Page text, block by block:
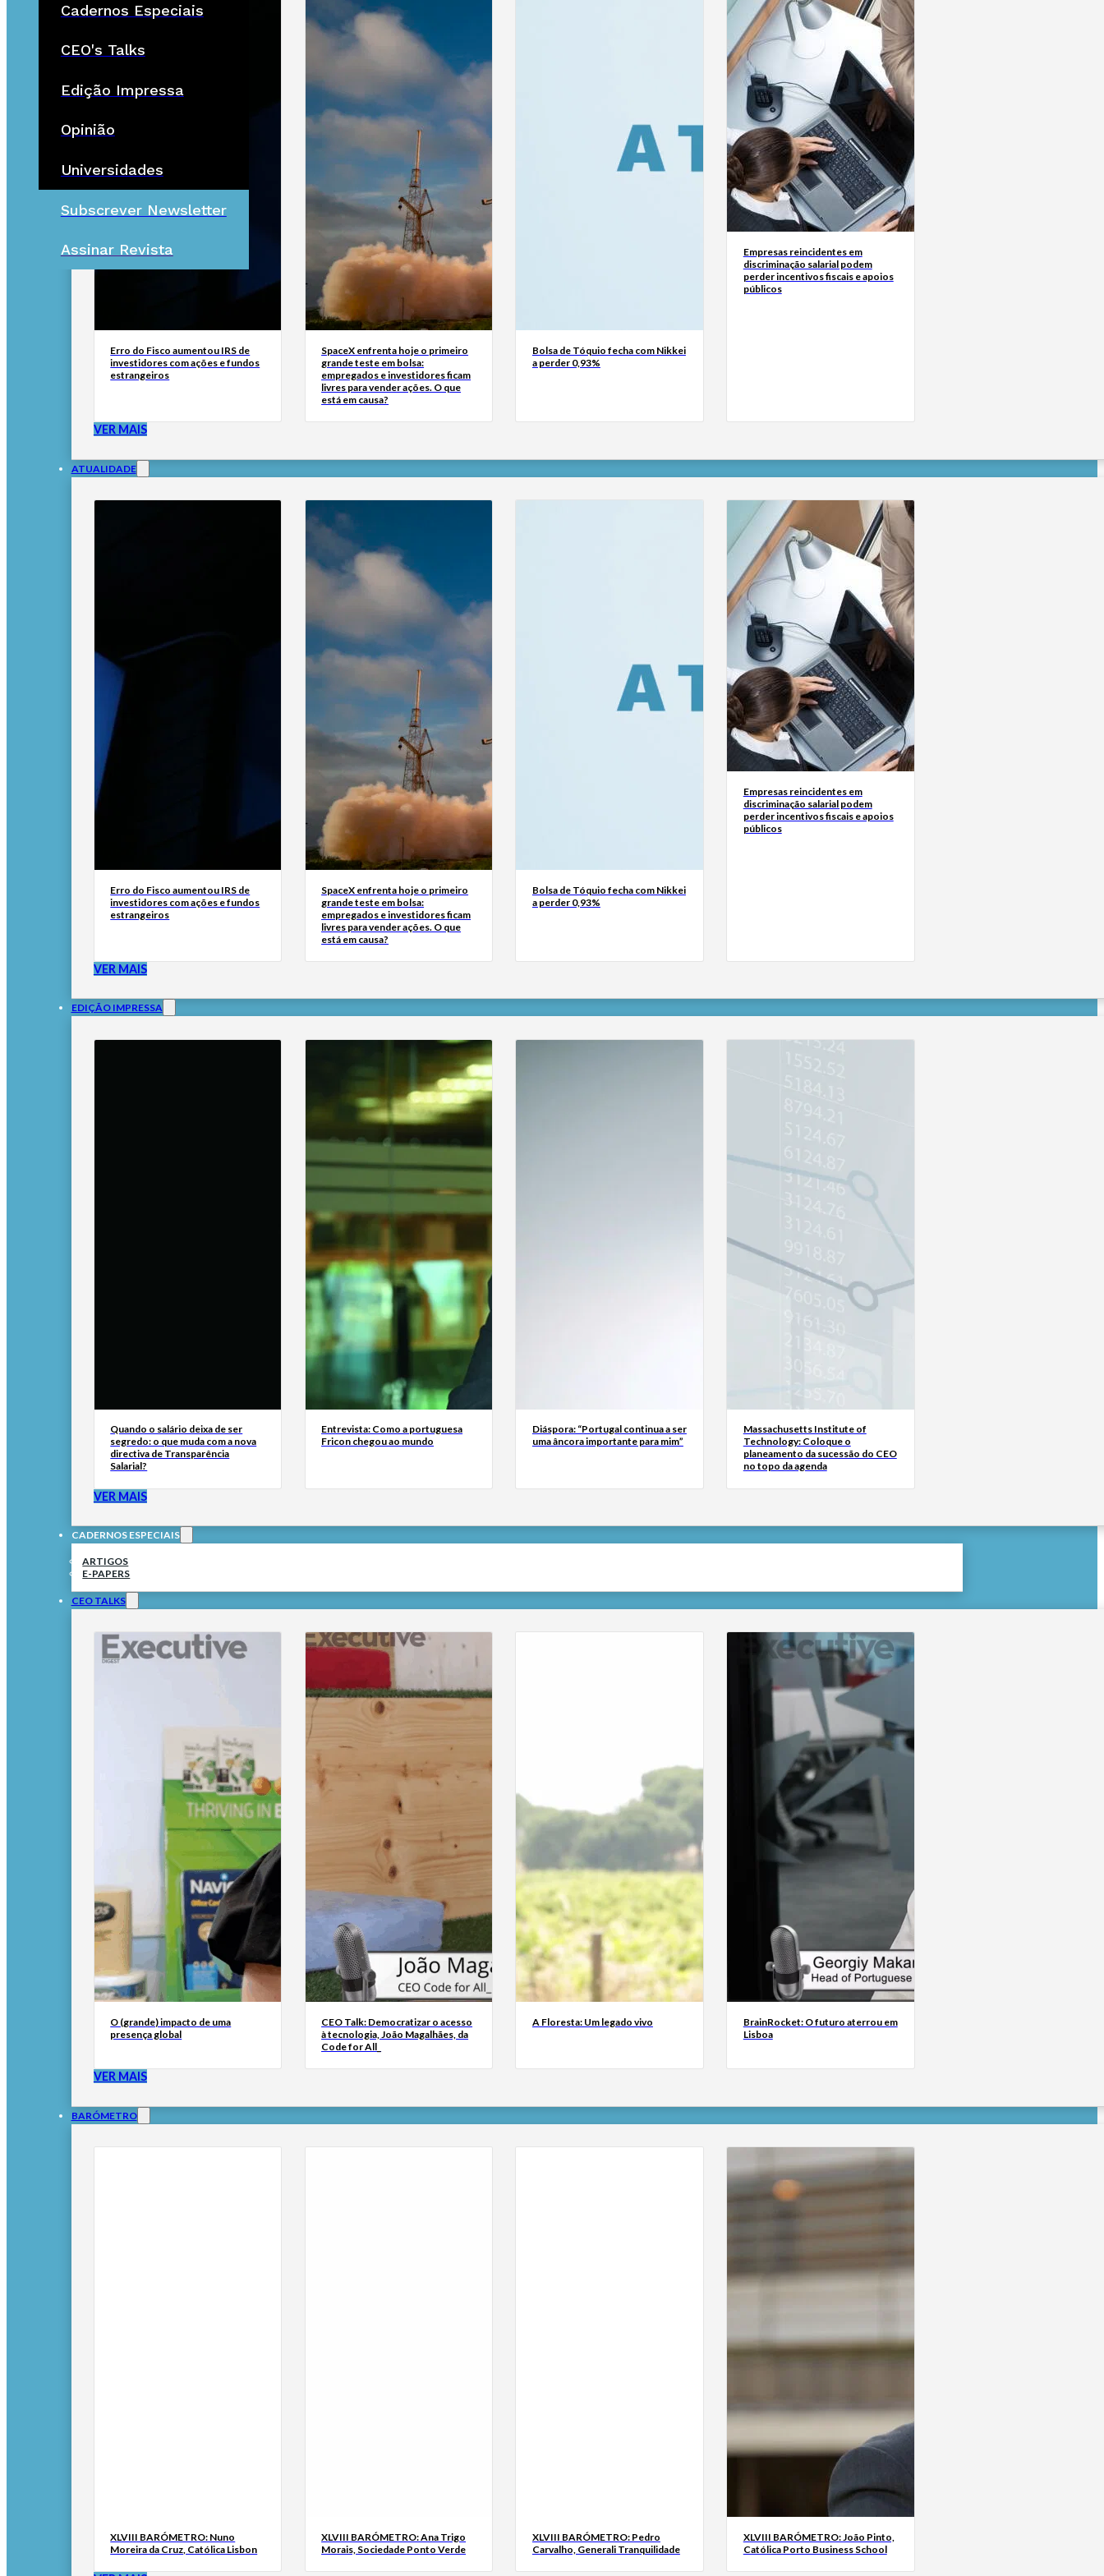
Cadernos Especiais
CEO's Talks
Edição Impressa
Opinião
Universidades
Subscrever Newsletter
Assinar Revista
Erro do Fisco aumentou IRS de
investidores com ações e fundos
estrangeiros
SpaceX enfrenta hoje o primeiro
grande teste em bolsa:
empregados e investidores ficam
livres para vender ações. O que
está em causa?
Bolsa de Tóquio fecha com Nikkei
a perder 0,93%
Empresas reincidentes em
discriminação salarial podem
perder incentivos fiscais e apoios
públicos
VER MAIS
ATUALIDADE
Erro do Fisco aumentou IRS de
investidores com ações e fundos
estrangeiros
SpaceX enfrenta hoje o primeiro
grande teste em bolsa:
empregados e investidores ficam
livres para vender ações. O que
está em causa?
Bolsa de Tóquio fecha com Nikkei
a perder 0,93%
Empresas reincidentes em
discriminação salarial podem
perder incentivos fiscais e apoios
públicos
VER MAIS
EDIÇÃO IMPRESSA
Quando o salário deixa de ser
segredo: o que muda com a nova
directiva de Transparência
Salarial?
Entrevista: Como a portuguesa
Fricon chegou ao mundo
Diáspora: “Portugal continua a ser
uma âncora importante para mim”
Massachusetts Institute of
Technology: Coloque o
planeamento da sucessão do CEO
no topo da agenda
VER MAIS
CADERNOS ESPECIAIS
ARTIGOS
E-PAPERS
CEO TALKS
O (grande) impacto de uma
presença global
CEO Talk: Democratizar o acesso
à tecnologia, João Magalhães, da
Code for All_
A Floresta: Um legado vivo
BrainRocket: O futuro aterrou em
Lisboa
VER MAIS
BARÓMETRO
XLVIII BARÓMETRO: Nuno
Moreira da Cruz, Católica Lisbon
XLVIII BARÓMETRO: Ana Trigo
Morais, Sociedade Ponto Verde
XLVIII BARÓMETRO: Pedro
Carvalho, Generali Tranquilidade
XLVIII BARÓMETRO: João Pinto,
Católica Porto Business School